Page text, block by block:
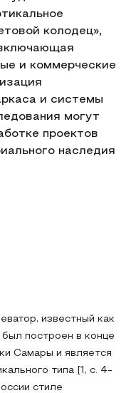
колодец»,
и коммерческие
и системы
могут
проектов
наследия
известный как
построен в конце
Самары и является
типа [1, с. 4-
стиле